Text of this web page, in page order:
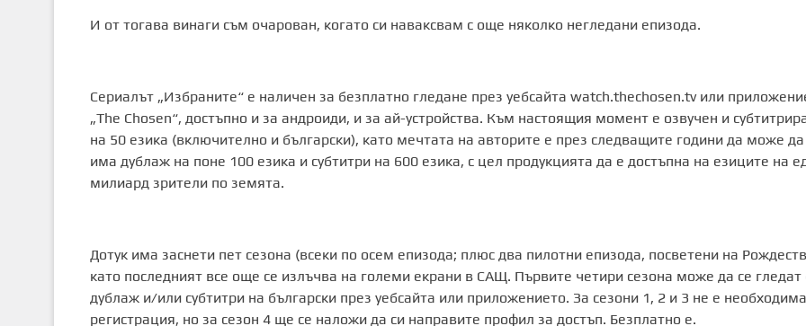
И от тогава винаги съм очарован, когато си наваксвам с още няколко негледани епизода.
Сериалът „Избраните“ е наличен за безплатно гледане през уебсайта watch.thechosen.tv или
„The Chosen“, достъпно и за андроиди, и за ай-устройства. Към настоящия момент е озвучен и
на 50 езика (включително и български), като мечтата на авторите е през следващите години да може да
има дублаж на поне 100 езика и субтитри на 600 езика, с цел продукцията да е достъпна на езиците на
милиард зрители по земята.
Дотук има заснети пет сезона (всеки по осем епизода; плюс два пилотни епизода, посветени на
като последният все още се излъчва на големи екрани в САЩ. Първите четири сезона може да се гледат
дублаж и/или субтитри на български през уебсайта или приложението. За сезони 1, 2 и 3 не е необходима
регистрация, но за сезон 4 ще се наложи да си направите профил за достъп. Безплатно е.